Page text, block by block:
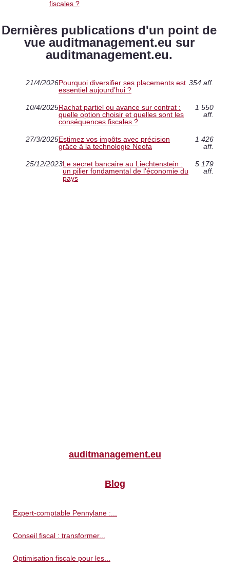
fiscales ?
Dernières publications d'un point de
vue auditmanagement.eu sur
auditmanagement.eu.
21/4/2026Pourquoi diversifier ses placements est
essentiel aujourd’hui ?
354 aff.
10/4/2025Rachat partiel ou avance sur contrat :
quelle option choisir et quelles sont les
conséquences fiscales ?
1 550
aff.
27/3/2025Estimez vos impôts avec précision
grâce à la technologie Neofa
1 426
aff.
25/12/2023Le secret bancaire au Liechtenstein :
un pilier fondamental de l'économie du
pays
5 179
aff.
auditmanagement.eu
Blog
Expert-comptable Pennylane :...
Conseil fiscal : transformer...
Optimisation fiscale pour les...